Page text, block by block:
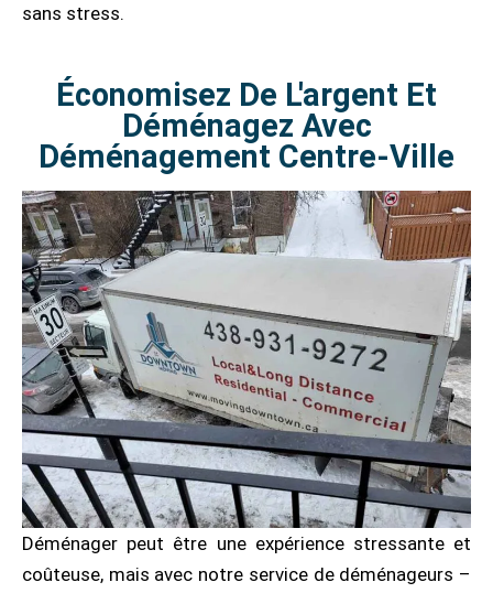
sans stress.
Économisez De L'argent Et
Déménagez Avec
Déménagement Centre-Ville
Déménager peut être une expérience stressante et
coûteuse, mais avec notre service de déménageurs –